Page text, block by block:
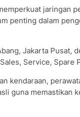
jaringan
penting dalam
Jakarta Pusat,
Service, Spare
kendaraan,
guna memastikan